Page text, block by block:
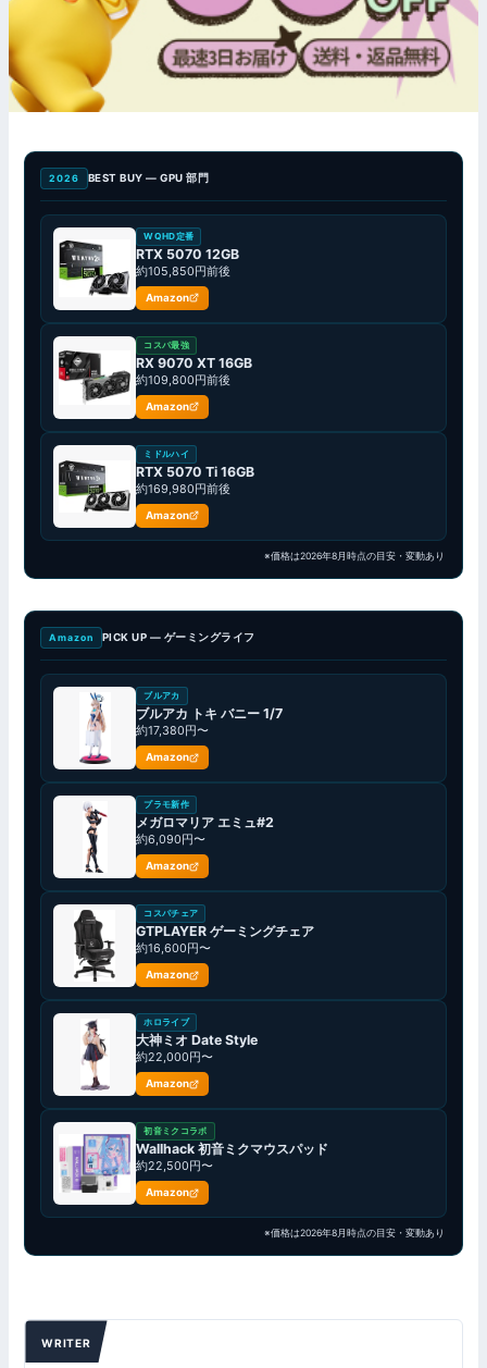
2026 BEST BUY — GPU 部門
WQHD定番
RTX 5070 12GB
約105,850円前後
Amazon
コスパ最強
RX 9070 XT 16GB
約109,800円前後
Amazon
ミドルハイ
RTX 5070 Ti 16GB
約169,980円前後
Amazon
※価格は2026年8月時点の目安・変動あり
Amazon PICK UP — ゲーミングライフ
ブルアカ
ブルアカ トキ バニー 1/7
約17,380円〜
Amazon
プラモ新作
メガロマリア エミュ#2
約6,090円〜
Amazon
コスパチェア
GTPLAYER ゲーミングチェア
約16,600円〜
Amazon
ホロライブ
大神ミオ Date Style
約22,000円〜
Amazon
初音ミクコラボ
Wallhack 初音ミクマウスパッド
約22,500円〜
Amazon
※価格は2026年8月時点の目安・変動あり
WRITER